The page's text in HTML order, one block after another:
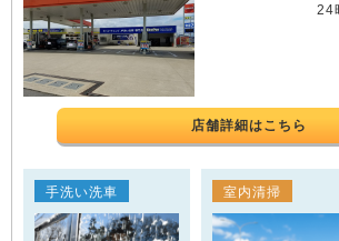
24
店舗詳細はこちら
手洗い洗車 室内清掃